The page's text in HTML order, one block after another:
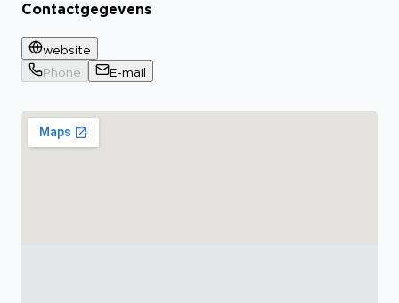
Contactgegevens
website
Phone
E-mail